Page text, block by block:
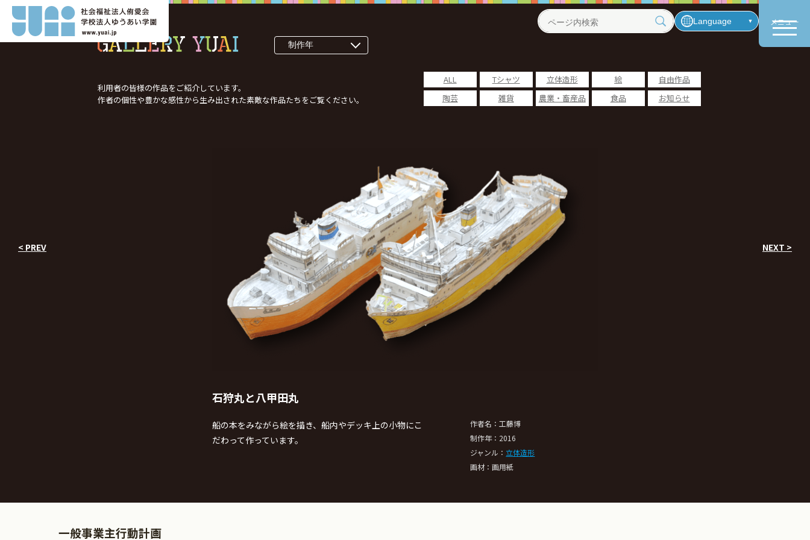
ペ
内
検
索
Language メニュー
利用者の皆様の作品をご紹介しています。
作者の個性や豊かな感性から生み出された素敵な作品たちをご覧ください。
ALL Tシャツ 立体造形 絵
自由作品
陶芸
雑貨 農業・畜産品 食品 お知らせ
石狩丸と八甲田丸
船の本をみながら絵を描き、船内やデッキ上の小物にこ
だわって作っています。
作者名：工藤博
制作年： 2016
ジャンル： 立体造形
画材：画用紙
< PREV NEXT >
一般事業主行動計画